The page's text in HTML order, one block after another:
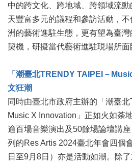
影
音
專
區
回
首
頁
站
導
覽
中的跨文化、跨地域、跨領域流
天豐富多元的議程和參訪活動，
洲的藝術進駐生態，更有望為臺
契機，研擬當代藝術進駐現場所面
「潮臺北TRENDY TAIPEI －
文狂潮
同時由臺北市政府主辦的「潮臺
Music X Innovation」正如火如荼
逾百場音樂演出及50餘場論壇講
列的Res Artis 2024臺北年會四個
日至9月8日）亦是活動如潮。除